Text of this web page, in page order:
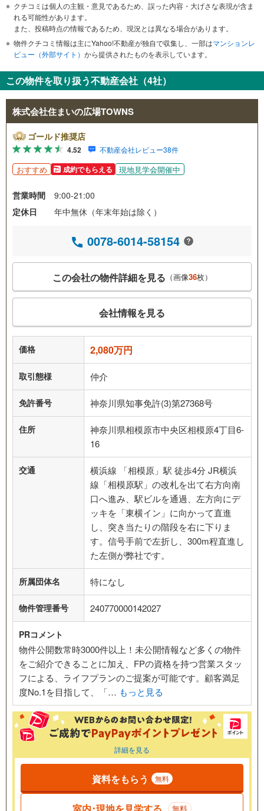
クチコミは個人の主観・意見であるため、誤った内容・大げさな表現が含ま
れる可能性があります。
また、投稿時点の情報であるため、現況とは異なる場合があります。
物件クチコミ情報は主にYahoo!不動産が独自で収集し、一部はマンションレ
ビュー（外部サイト） から提供されたものを表示しています。
この物件を取り扱う不動産会社（4社）
株式会社住まいの広場TOWNS
ゴールド推奨店
4.52 不動産会社レビュー38件
おすすめ 成約でもらえる 現地見学会開催中
営業時間
9:00-21:00
定休日
年中無休（年末年始は除く）
0078-6014-58154
この会社の物件詳細を見る （画像36枚）
会社情報を見る
価格 2,080万円
取引態様 仲介
免許番号 神奈川県知事免許(3)第27368号
住所
神奈川県相模原市中央区相模原4丁目6-
16
交通
横浜線 「相模原」駅 徒歩4分 JR横浜
線「相模原駅」の改札を出て右方向南
口へ進み、駅ビルを通過、左方向にデ
ッキを「東横イン」に向かって直進
し、突き当たりの階段を右に下りま
す。信号手前で左折し、300m程直進し
た左側が弊社です。
所属団体名 特になし
物件管理番号 240770000142027
PRコメント
物件公開数常時3000件以上！未公開情報など多くの物件
をご紹介できることに加え、FPの資格を持つ営業スタッ
フによる、ライフプランのご提案が可能です。顧客満足
度No.1を目指して、「… もっと見る
詳細を見る
資料をもらう 無料
無料